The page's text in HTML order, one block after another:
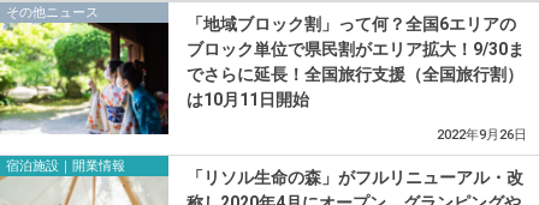
その他ニュース
「地域ブロック割」って何？全国6エリアの
ブロック単位で県民割がエリア拡大！9/30ま
でさらに延長！全国旅行支援（全国旅行割）
は10月11日開始
2022年9月26日
宿泊施設｜開業情報
「リソル生命の森」がフルリニューアル・改